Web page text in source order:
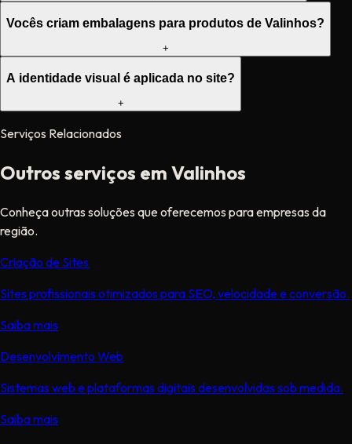
Vocês criam embalagens para produtos de Valinhos?
+
A identidade visual é aplicada no site?
+
Serviços Relacionados
Outros serviços em Valinhos
Conheça outras soluções que oferecemos para empresas da
região.
Criação de Sites
Sites profissionais otimizados para SEO, velocidade e conversão.
Saiba mais
Desenvolvimento Web
Sistemas web e plataformas digitais desenvolvidas sob medida.
Saiba mais